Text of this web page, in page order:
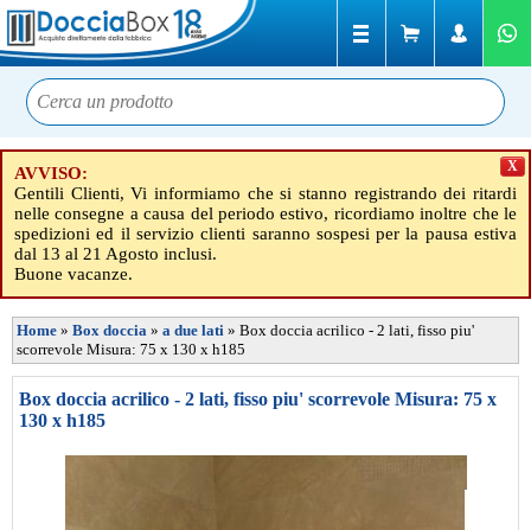
AVVISO:
Gentili Clienti, Vi informiamo che si stanno registrando dei ritardi
nelle consegne a causa del periodo estivo, ricordiamo inoltre che le
spedizioni ed il servizio clienti saranno sospesi per la pausa estiva
dal 13 al 21 Agosto inclusi.
Buone vacanze.
X
Home » Box doccia » a due lati » Box doccia acrilico - 2 lati, fisso piu'
scorrevole Misura: 75 x 130 x h185
Box doccia acrilico - 2 lati, fisso piu' scorrevole Misura: 75 x
130 x h185